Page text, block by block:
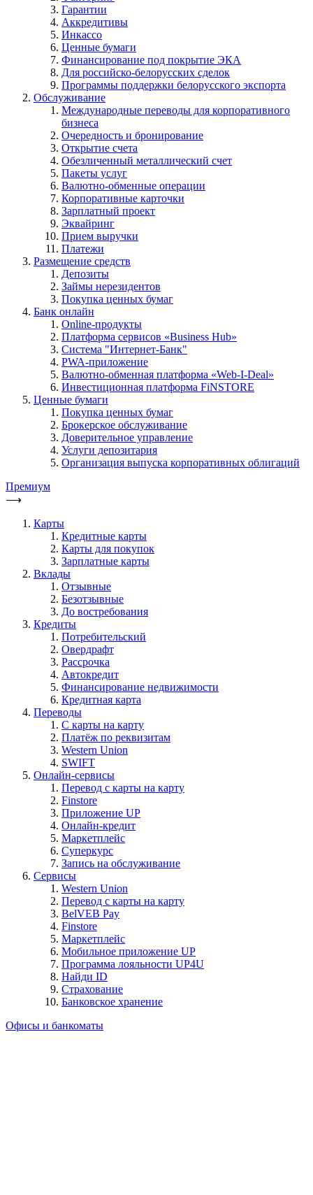
Гарантии
Аккредитивы
Инкассо
Ценные бумаги
Финансирование под покрытие ЭКА
Для российско-белорусских сделок
Программы поддержки белорусского экспорта
Обслуживание
Международные переводы для корпоративного
бизнеса
Очередность и бронирование
Открытие счета
Обезличенный металлический счет
Пакеты услуг
Валютно-обменные операции
Корпоративные карточки
Зарплатный проект
Эквайринг
Прием выручки
Платежи
Размещение средств
Депозиты
Займы нерезидентов
Покупка ценных бумаг
Банк онлайн
Online-продукты
Платформа сервисов «Business Hub»
Система "Интернет-Банк"
PWA-приложение
Валютно-обменная платформа «Web-I-Deal»
Инвестиционная платформа FiNSTORE
Ценные бумаги
Покупка ценных бумаг
Брокерское обслуживание
Доверительное управление
Услуги депозитария
Организация выпуска корпоративных облигаций
Премиум
⟶
Карты
Кредитные карты
Карты для покупок
Зарплатные карты
Вклады
Отзывные
Безотзывные
До востребования
Кредиты
Потребительский
Овердрафт
Рассрочка
Автокредит
Финансирование недвижимости
Кредитная карта
Переводы
С карты на карту
Платёж по реквизитам
Western Union
SWIFT
Онлайн-сервисы
Перевод с карты на карту
Finstore
Приложение UP
Онлайн-кредит
Маркетплейс
Суперкурс
Запись на обслуживание
Сервисы
Western Union
Перевод с карты на карту
BelVEB Pay
Finstore
Маркетплейс
Мобильное приложение UP
Программа лояльности UP4U
Найди ID
Страхование
Банковское хранение
Офисы и банкоматы